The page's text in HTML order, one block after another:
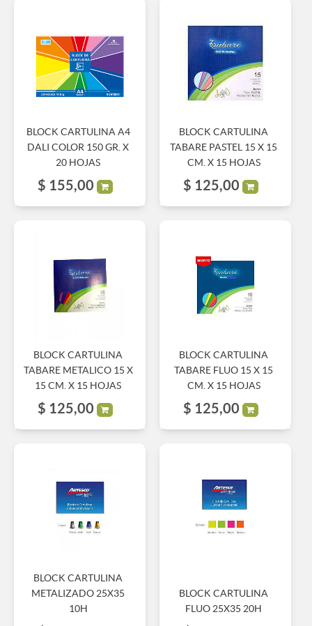
BLOCK CARTULINA A4
DALI COLOR 150 GR. X
20 HOJAS
$ 155,00
BLOCK CARTULINA
TABARE PASTEL 15 X 15
CM. X 15 HOJAS
$ 125,00
BLOCK CARTULINA
TABARE METALICO 15 X
15 CM. X 15 HOJAS
$ 125,00
BLOCK CARTULINA
TABARE FLUO 15 X 15
CM. X 15 HOJAS
$ 125,00
BLOCK CARTULINA
METALIZADO 25X35
10H
BLOCK CARTULINA
FLUO 25X35 20H